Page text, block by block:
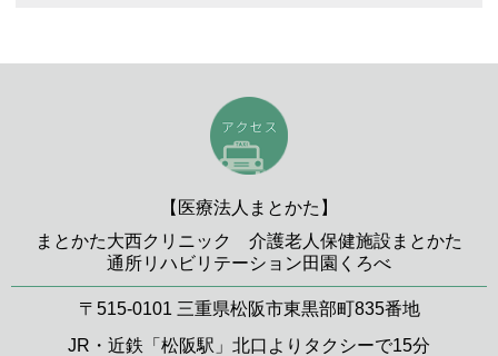
【医療法人まとかた】
まとかた大西クリニック 介護老人保健施設まとかた
通所リハビリテーション田園くろべ
〒515-0101 三重県松阪市東黒部町835番地
JR・近鉄「松阪駅」北口よりタクシーで15分